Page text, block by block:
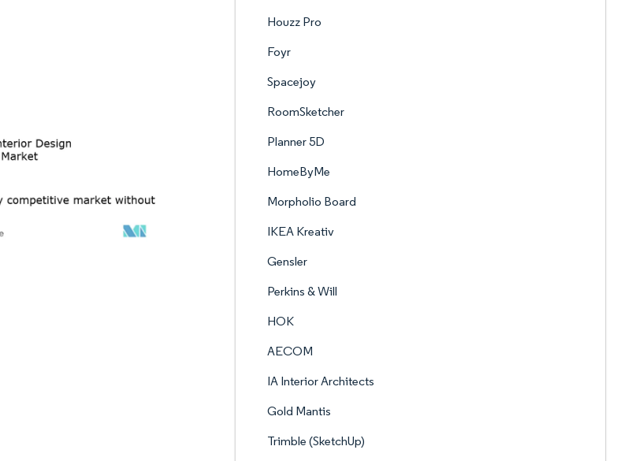
Houzz Pro
Foyr
Spacejoy
RoomSketcher
Planner 5D
HomeByMe
Morpholio Board
IKEA Kreativ
Gensler
Perkins & Will
HOK
AECOM
IA Interior Architects
Gold Mantis
Trimble (SketchUp)